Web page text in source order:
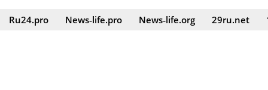
Ru24.pro News‑life.pro News‑life.org 29ru.net